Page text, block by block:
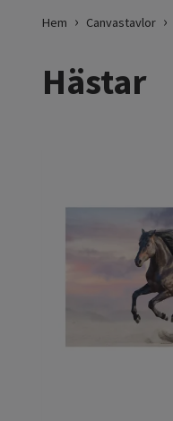
Hem Canvastavlor
Hästar